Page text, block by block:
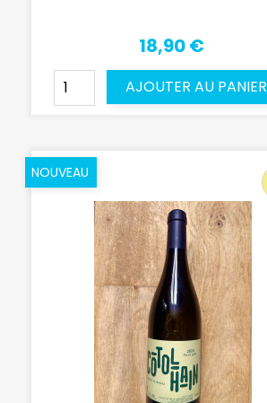
18,90 €
AJOUTER AU PANIER
NOUVEAU